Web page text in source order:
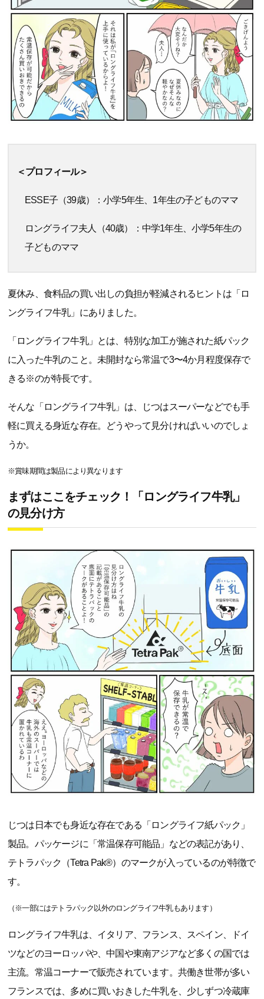
＜プロフィール＞
ESSE子（39歳）：小学5年生、1年生の子どものママ
ロングライフ夫人（40歳）：中学1年生、小学5年生の
子どものママ
夏休み、食料品の買い出しの負担が軽減されるヒントは「ロ
ングライフ牛乳」にありました。
「ロングライフ牛乳」とは、特別な加工が施された紙パック
に入った牛乳のこと。未開封なら常温で3〜4か月程度保存で
きる※のが特長です。
そんな「ロングライフ牛乳」は、じつはスーパーなどでも手
軽に買える身近な存在。どうやって見分ければいいのでしょ
うか。
※賞味期間は製品により異なります
まずはここをチェック！「ロングライフ牛乳」
の見分け方
じつは日本でも身近な存在である「ロングライフ紙パック」
製品。パッケージに「常温保存可能品」などの表記があり、
テトラパック（Tetra Pak®）のマークが入っているのが特徴で
す。
（※一部にはテトラパック以外のロングライフ牛乳もあります）
ロングライフ牛乳は、イタリア、フランス、スペイン、ドイ
ツなどのヨーロッパや、中国や東南アジアなど多くの国では
主流。常温コーナーで販売されています。共働き世帯が多い
フランスでは、多めに買いおきした牛乳を、少しずつ冷蔵庫